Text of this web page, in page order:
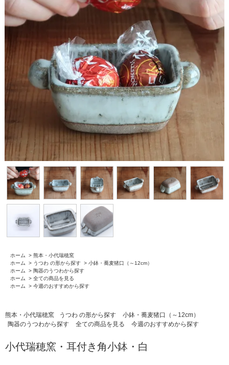
ホーム > 熊本・小代瑞穂窯
ホーム
> うつわ の形から探す > 小鉢・蕎麦猪口（～12cm）
ホーム
> 陶器のうつわから探す
ホーム
> 全ての商品を見る
ホーム
> 今週のおすすめから探す
熊本・小代瑞穂窯 うつわ の形から探す
小鉢・蕎麦猪口（～12cm）
陶器のうつわから探す
全ての商品を見る 今週のおすすめから探す
小代瑞穂窯・耳付き角小鉢・白